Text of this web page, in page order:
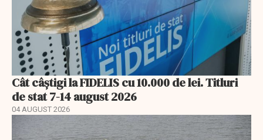
Cât câștigi la FIDELIS cu 10.000 de lei. Titluri
de stat 7-14 august 2026
04 AUGUST 2026